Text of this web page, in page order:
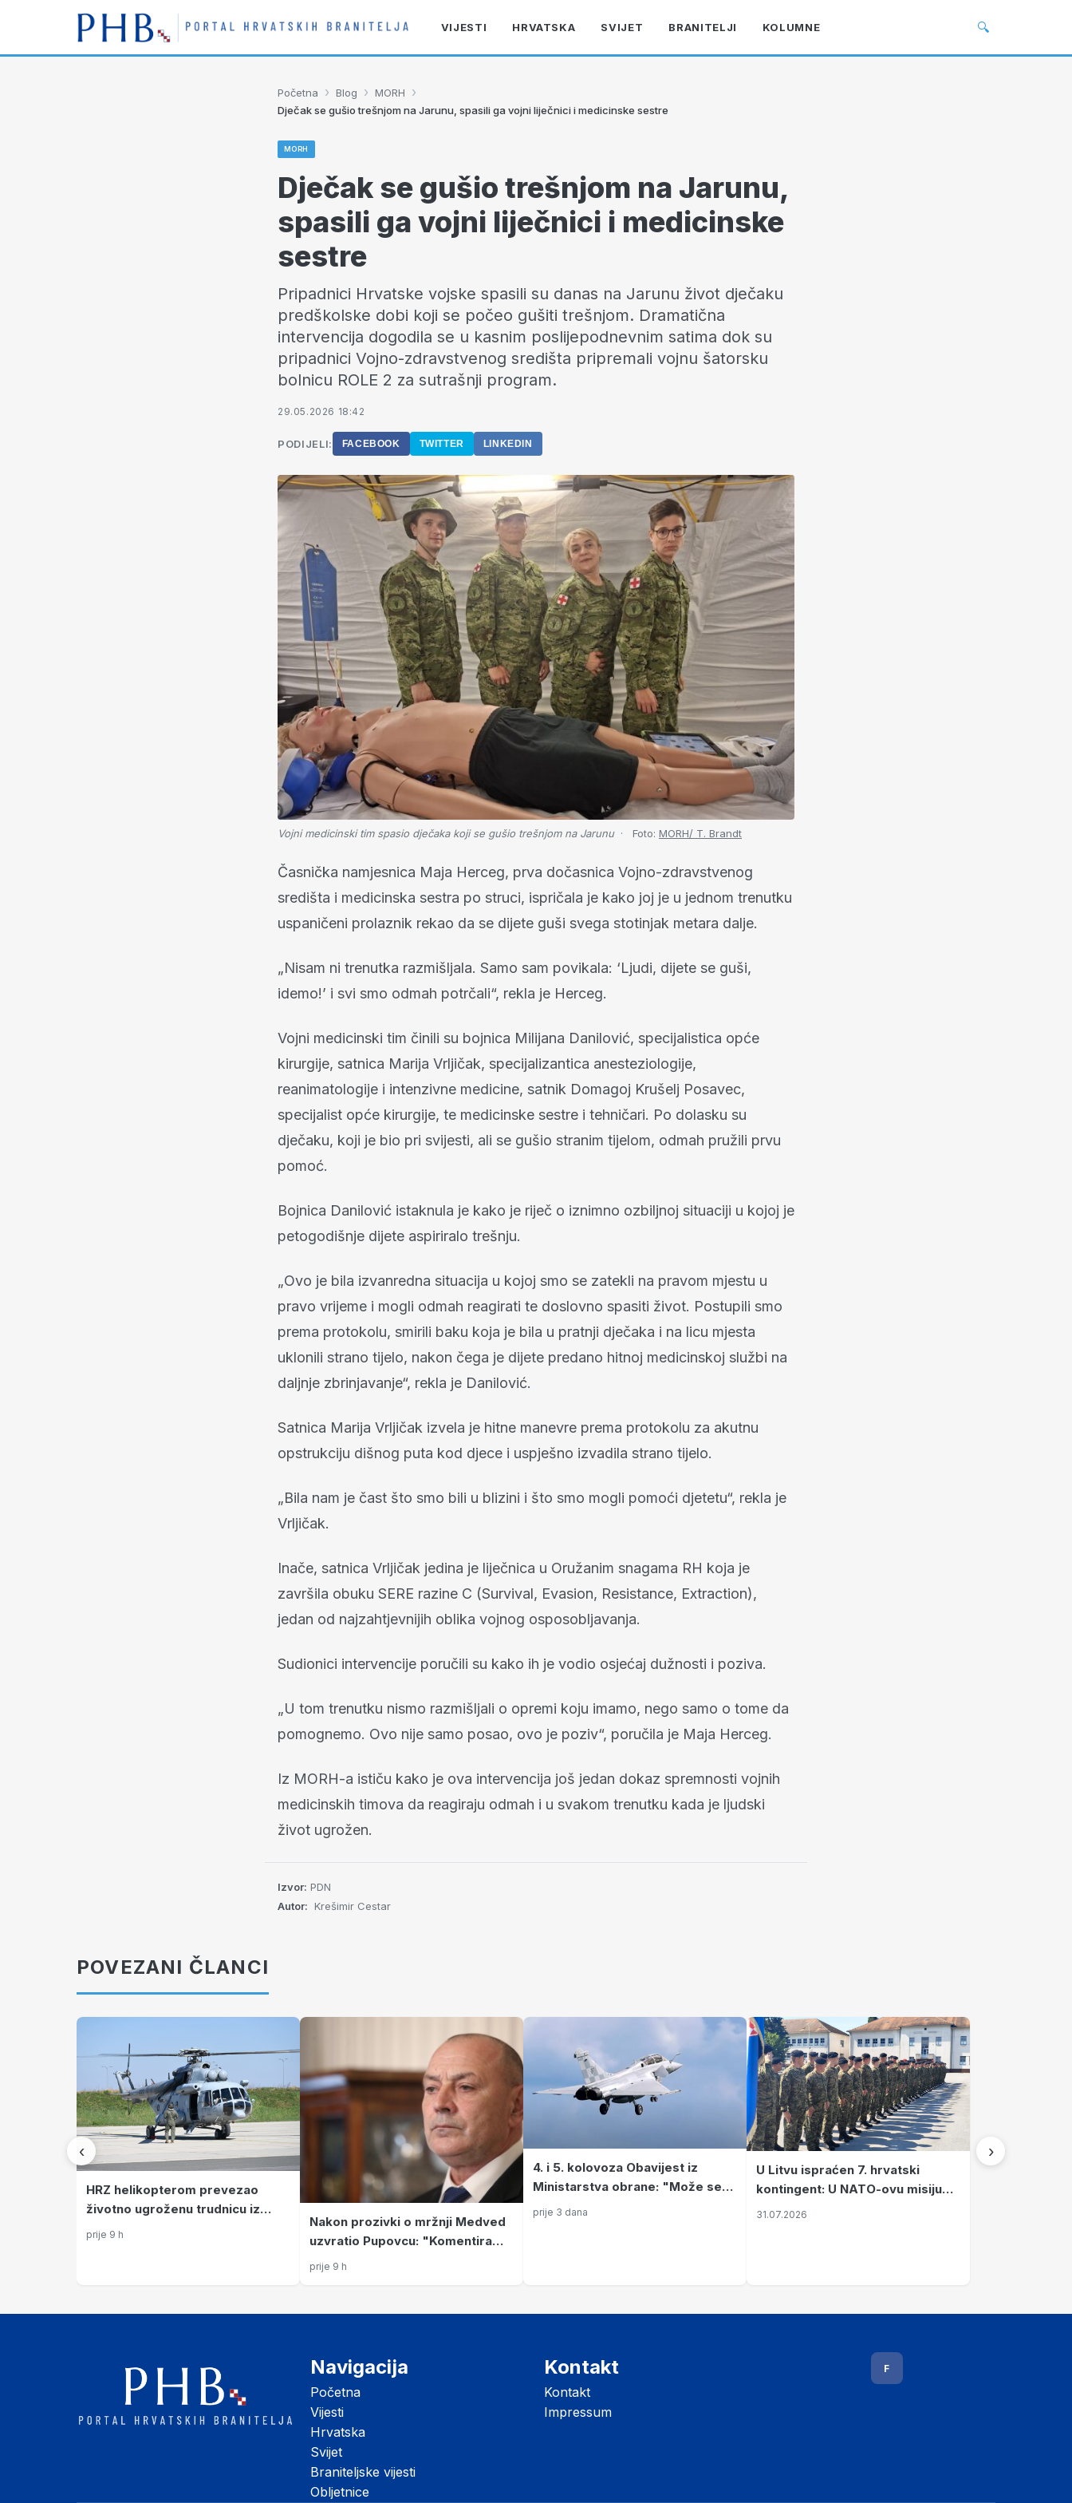
VIJESTI HRVATSKA SVIJET BRANITELJI KOLUMNE 🔍
Početna › Blog › MORH ›
Dječak se gušio trešnjom na Jarunu, spasili ga vojni liječnici i medicinske sestre
MORH
Dječak se gušio trešnjom na Jarunu,
spasili ga vojni liječnici i medicinske
sestre
Pripadnici Hrvatske vojske spasili su danas na Jarunu život dječaku
predškolske dobi koji se počeo gušiti trešnjom. Dramatična
intervencija dogodila se u kasnim poslijepodnevnim satima dok su
pripadnici Vojno-zdravstvenog središta pripremali vojnu šatorsku
bolnicu ROLE 2 za sutrašnji program.
29.05.2026 18:42
PODIJELI: FACEBOOK TWITTER LINKEDIN
Vojni medicinski tim spasio dječaka koji se gušio trešnjom na Jarunu Foto: MORH/ T. Brandt
Časnička namjesnica Maja Herceg, prva dočasnica Vojno-zdravstvenog
središta i medicinska sestra po struci, ispričala je kako joj je u jednom trenutku
uspaničeni prolaznik rekao da se dijete guši svega stotinjak metara dalje.
„Nisam ni trenutka razmišljala. Samo sam povikala: ‘Ljudi, dijete se guši,
idemo!’ i svi smo odmah potrčali“, rekla je Herceg.
Vojni medicinski tim činili su bojnica Milijana Danilović, specijalistica opće
kirurgije, satnica Marija Vrljičak, specijalizantica anesteziologije,
reanimatologije i intenzivne medicine, satnik Domagoj Krušelj Posavec,
specijalist opće kirurgije, te medicinske sestre i tehničari. Po dolasku su
dječaku, koji je bio pri svijesti, ali se gušio stranim tijelom, odmah pružili prvu
pomoć.
Bojnica Danilović istaknula je kako je riječ o iznimno ozbiljnoj situaciji u kojoj je
petogodišnje dijete aspiriralo trešnju.
„Ovo je bila izvanredna situacija u kojoj smo se zatekli na pravom mjestu u
pravo vrijeme i mogli odmah reagirati te doslovno spasiti život. Postupili smo
prema protokolu, smirili baku koja je bila u pratnji dječaka i na licu mjesta
uklonili strano tijelo, nakon čega je dijete predano hitnoj medicinskoj službi na
daljnje zbrinjavanje“, rekla je Danilović.
Satnica Marija Vrljičak izvela je hitne manevre prema protokolu za akutnu
opstrukciju dišnog puta kod djece i uspješno izvadila strano tijelo.
„Bila nam je čast što smo bili u blizini i što smo mogli pomoći djetetu“, rekla je
Vrljičak.
Inače, satnica Vrljičak jedina je liječnica u Oružanim snagama RH koja je
završila obuku SERE razine C (Survival, Evasion, Resistance, Extraction),
jedan od najzahtjevnijih oblika vojnog osposobljavanja.
Sudionici intervencije poručili su kako ih je vodio osjećaj dužnosti i poziva.
„U tom trenutku nismo razmišljali o opremi koju imamo, nego samo o tome da
pomognemo. Ovo nije samo posao, ovo je poziv“, poručila je Maja Herceg.
Iz MORH-a ističu kako je ova intervencija još jedan dokaz spremnosti vojnih
medicinskih timova da reagiraju odmah i u svakom trenutku kada je ljudski
život ugrožen.
Izvor: PDN
Autor: Krešimir Cestar
POVEZANI ČLANCI
‹
HRZ helikopterom prevezao
životno ugroženu trudnicu iz
Dubrovnika u KBC Split
prije 9 h
Nakon prozivki o mržnji Medved
uzvratio Pupovcu: "Komentiram
ono što sam organizirao, ostalo
prije 9 h
4. i 5. kolovoza Obavijest iz
Ministarstva obrane: "Može se
očekivati pojačana buka"
prije 3 dana
U Litvu ispraćen 7. hrvatski
kontingent: U NATO-ovu misiju
odlazi 88 pripadnika Hrvatske
31.07.2026
›
Navigacija
Početna
Vijesti
Hrvatska
Svijet
Braniteljske vijesti
Obljetnice
Kontakt
Kontakt
Impressum
F